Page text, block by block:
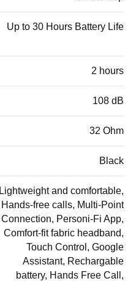
Up to 30 Hours Battery Life
2 hours
108 dB
32 Ohm
Black
Lightweight and comfortable,
Hands-free calls, Multi-Point
Connection, Personi-Fi App,
Comfort-fit fabric headband,
Touch Control, Google
Assistant, Rechargable
battery, Hands Free Call,